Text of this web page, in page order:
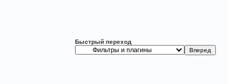
Быстрый переход